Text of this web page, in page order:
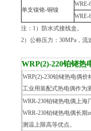
单支镍铬-铜镍
WRE-
WRE-
注：1）防水式接线盒。
2）公称压力：30MPa，流
WRP(2)-220铂铑热
WRP(2)-230铂铑热电偶价
工业用装配式热电偶作为
WRR-230铂铑热电偶上海
WRR-230铂铑热电偶长
测温上限高等优点。